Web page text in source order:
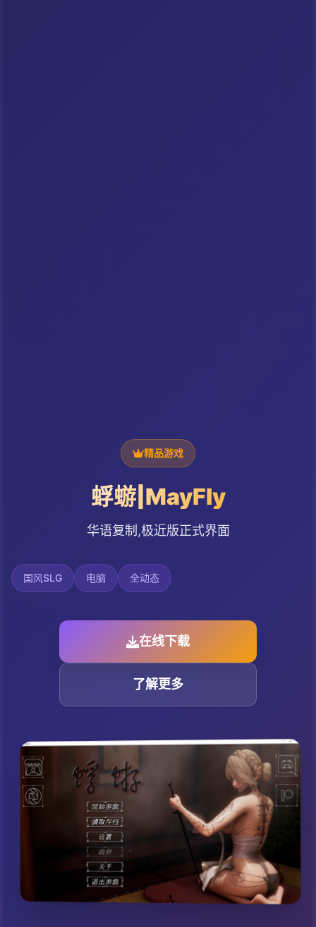
精品游戏
蜉蝣|MayFly
华语复制,极近版正式界面
国风SLG 电脑 全动态
在线下载
了解更多